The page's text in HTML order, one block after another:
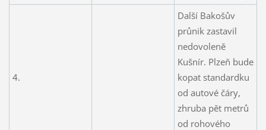
4.
Další Bakošův
průnik zastavil
nedovoleně
Kušnír. Plzeň bude
kopat standardku
od autové čáry,
zhruba pět metrů
od rohového